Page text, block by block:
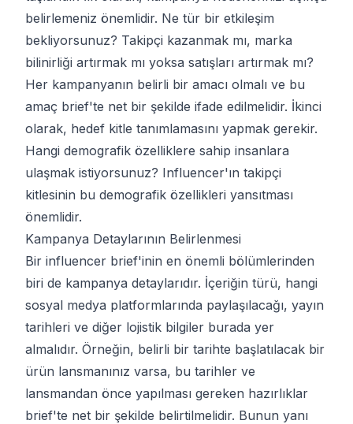
belirlemeniz önemlidir. Ne tür bir etkileşim
bekliyorsunuz? Takipçi kazanmak mı, marka
bilinirliği artırmak mı yoksa satışları artırmak mı?
Her kampanyanın belirli bir amacı olmalı ve bu
amaç brief'te net bir şekilde ifade edilmelidir. İkinci
olarak, hedef kitle tanımlamasını yapmak gerekir.
Hangi demografik özelliklere sahip insanlara
ulaşmak istiyorsunuz? Influencer'ın takipçi
kitlesinin bu demografik özellikleri yansıtması
önemlidir.
Kampanya Detaylarının Belirlenmesi
Bir influencer brief'inin en önemli bölümlerinden
biri de kampanya detaylarıdır. İçeriğin türü, hangi
sosyal medya platformlarında paylaşılacağı, yayın
tarihleri ve diğer lojistik bilgiler burada yer
almalıdır. Örneğin, belirli bir tarihte başlatılacak bir
ürün lansmanınız varsa, bu tarihler ve
lansmandan önce yapılması gereken hazırlıklar
brief'te net bir şekilde belirtilmelidir. Bunun yanı